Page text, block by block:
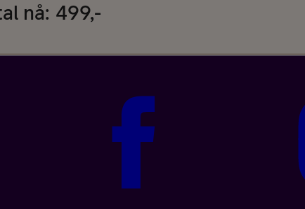
nå: 499,-